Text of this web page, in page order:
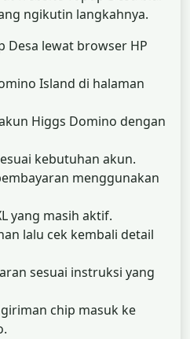
ngikutin langkahnya.
Desa lewat browser HP
Island di halaman
Higgs Domino dengan
kebutuhan akun.
menggunakan
yang masih aktif.
lalu cek kembali detail
sesuai instruksi yang
chip masuk ke